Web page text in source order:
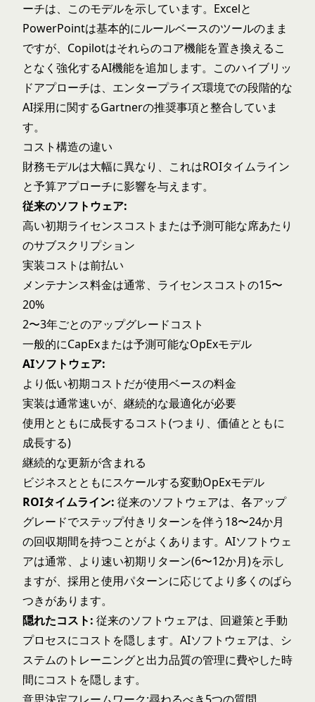
ーチは、このモデルを示しています。Excelと
PowerPointは基本的にルールベースのツールのまま
ですが、Copilotはそれらのコア機能を置き換えるこ
となく強化するAI機能を追加します。このハイブリッ
ドアプローチは、エンタープライズ環境での段階的な
AI採用に関するGartnerの推奨事項と整合していま
す。
コスト構造の違い
財務モデルは大幅に異なり、これはROIタイムライン
と予算アプローチに影響を与えます。
従来のソフトウェア:
高い初期ライセンスコストまたは予測可能な席あたり
のサブスクリプション
実装コストは前払い
メンテナンス料金は通常、ライセンスコストの15〜
20%
2〜3年ごとのアップグレードコスト
一般的にCapExまたは予測可能なOpExモデル
AIソフトウェア:
より低い初期コストだが使用ベースの料金
実装は通常速いが、継続的な最適化が必要
使用とともに成長するコスト(つまり、価値とともに
成長する)
継続的な更新が含まれる
ビジネスとともにスケールする変動OpExモデル
ROIタイムライン: 従来のソフトウェアは、各アップ
グレードでステップ付きリターンを伴う18〜24か月
の回収期間を持つことがよくあります。AIソフトウェ
アは通常、より速い初期リターン(6〜12か月)を示し
ますが、採用と使用パターンに応じてより多くのばら
つきがあります。
隠れたコスト: 従来のソフトウェアは、回避策と手動
プロセスにコストを隠します。AIソフトウェアは、シ
ステムのトレーニングと出力品質の管理に費やした時
間にコストを隠します。